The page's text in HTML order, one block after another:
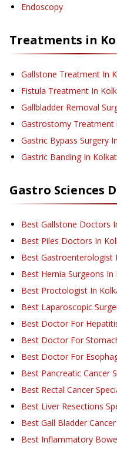
Endoscopy
Treatments in
Gallstone Treatment In
Fistula Treatment In
Gallbladder Removal
Gastrostomy Treatment
Gastric Bypass Surgery
Gastric Banding In
Gastro Sciences
Best Gallstone Doctors
Best Piles Doctors In
Best Gastroenterologist
Best Hernia Surgeons In
Best Proctologist In
Best Laparoscopic
Best Doctor For
Best Doctor For
Best Doctor For
Best Pancreatic Cancer
Best Rectal Cancer
Best Liver Resections
Best Gall Bladder
Best Inflammatory